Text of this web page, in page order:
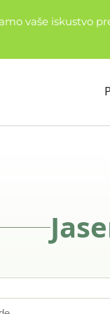
vaše iskustvo